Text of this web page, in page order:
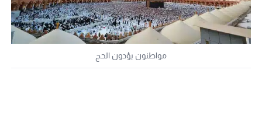
مواطنون يؤدون الحج